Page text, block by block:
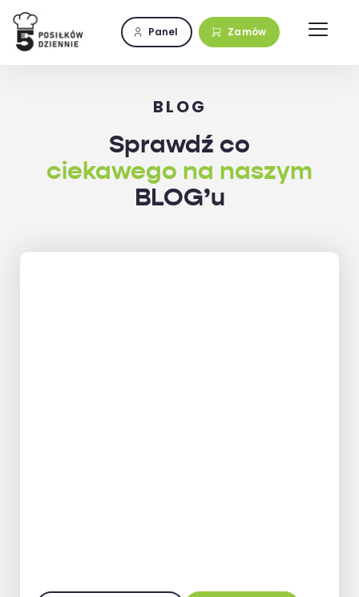
Przejdź
zawartości
Panel Zamów
BLOG
Sprawdź co
ciekawego na naszym
BLOG’u